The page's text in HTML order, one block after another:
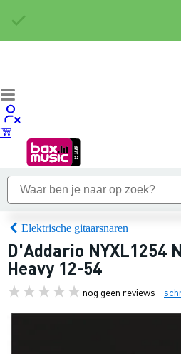
Elektrische gitaarsnaren
D'Addario NYXL1254
Heavy 12-54
nog geen reviews